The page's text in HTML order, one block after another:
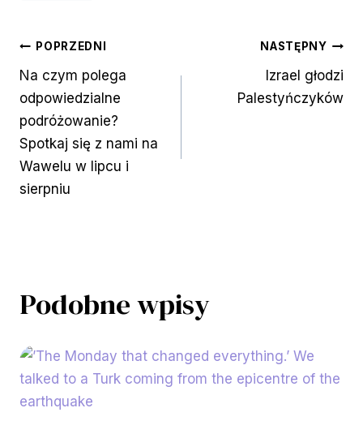
Nawigacja
wpisu
POPRZEDNI
Na czym polega
odpowiedzialne
podróżowanie?
Spotkaj się z nami na
Wawelu w lipcu i
sierpniu
NASTĘPNY
Izrael głodzi
Palestyńczyków
Podobne wpisy